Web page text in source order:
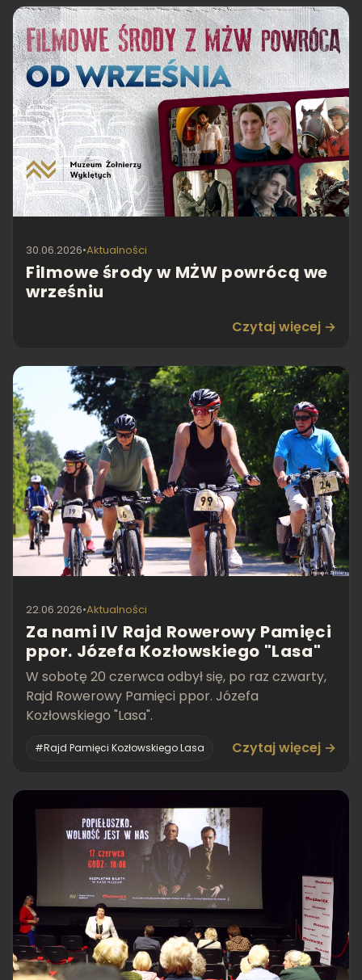
30.06.2026•Aktualności
Filmowe środy w MŻW powrócą we
wrześniu
Czytaj więcej →
22.06.2026•Aktualności
Za nami IV Rajd Rowerowy Pamięci
ppor. Józefa Kozłowskiego "Lasa"
W sobotę 20 czerwca odbył się, po raz czwarty,
Rajd Rowerowy Pamięci ppor. Józefa
Kozłowskiego "Lasa".
#Rajd Pamięci Kozłowskiego Lasa Czytaj więcej →